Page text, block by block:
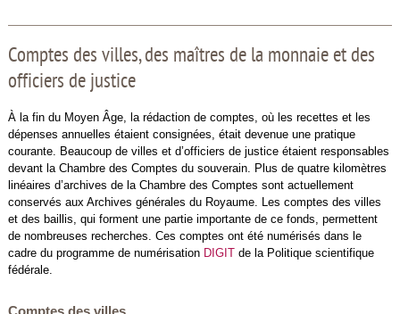
Comptes des villes, des maîtres de la monnaie et des
officiers de justice
À la fin du Moyen Âge, la rédaction de comptes, où les recettes et les
dépenses annuelles étaient consignées, était devenue une pratique
courante. Beaucoup de villes et d’officiers de justice étaient responsables
devant la Chambre des Comptes du souverain. Plus de quatre kilomètres
linéaires d’archives de la Chambre des Comptes sont actuellement
conservés aux Archives générales du Royaume. Les comptes des villes
et des baillis, qui forment une partie importante de ce fonds, permettent
de nombreuses recherches. Ces comptes ont été numérisés dans le
cadre du programme de numérisation DIGITde la Politique scientifique
fédérale.
Comptes des villes